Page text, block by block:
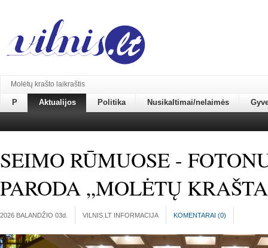
Molėtų krašto laikraštis
P Aktualijos Politika Nusikaltimai/nelaimės
SEIMO RŪMUOSE -
PARODA „MOLĖTŲ
2026 BALANDŽIO 03d. VILNIS.LT INFORMACIJA KOMENTARAI (0)